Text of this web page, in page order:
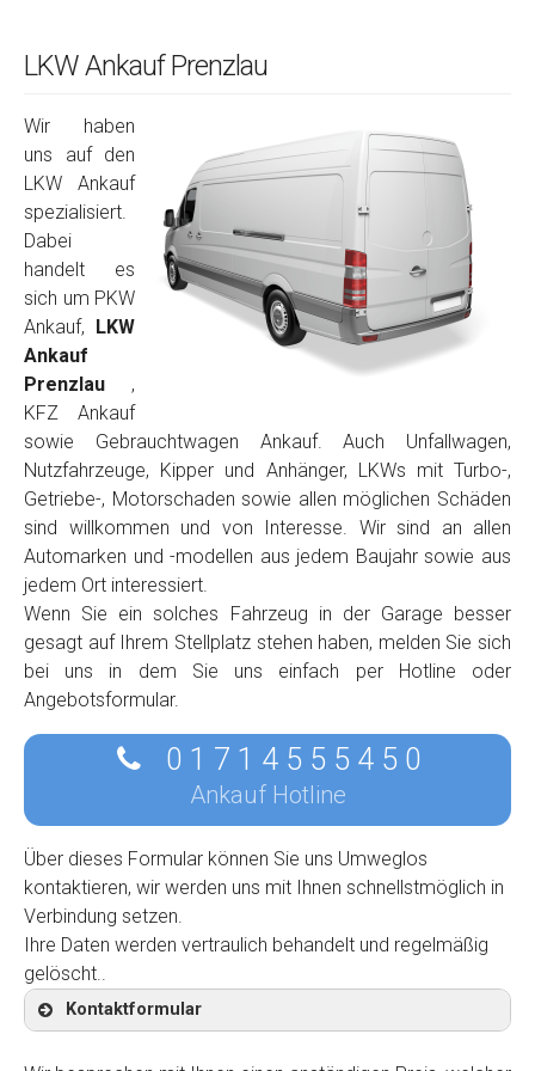
LKW Ankauf Prenzlau
Wir haben
uns auf den
LKW Ankauf
spezialisiert.
Dabei
handelt es
sich um PKW
Ankauf,
LKW
Ankauf
Prenzlau ,
KFZ Ankauf
sowie Gebrauchtwagen Ankauf. Auch Unfallwagen,
Nutzfahrzeuge, Kipper und Anhänger, LKWs mit Turbo-,
Getriebe-, Motorschaden sowie allen möglichen Schäden
sind willkommen und von Interesse. Wir sind an allen
Automarken und -modellen aus jedem Baujahr sowie aus
jedem Ort interessiert.
Wenn Sie ein solches Fahrzeug in der Garage besser
gesagt auf Ihrem Stellplatz stehen haben, melden Sie sich
bei uns in dem Sie uns einfach per Hotline oder
Angebotsformular.
0 1 7 1 4 5 5 5 4 5 0
Ankauf Hotline
Über dieses Formular können Sie uns Umweglos
kontaktieren, wir werden uns mit Ihnen schnellstmöglich in
Verbindung setzen.
Ihre Daten werden vertraulich behandelt und regelmäßig
gelöscht..
Kontaktformular